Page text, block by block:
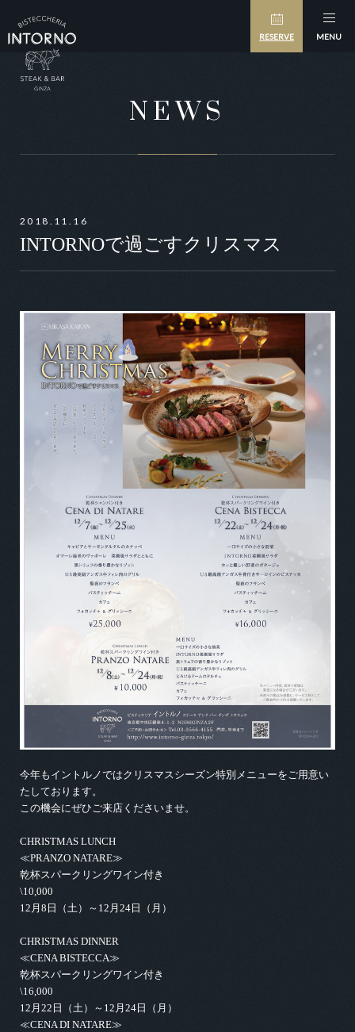
RESERVE MENU
NEWS
2018.11.16
INTORNOで過ごすクリスマス
今年もイントルノではクリスマスシーズン特別メニューをご用意い
たしております。
この機会にぜひご来店くださいませ。
CHRISTMAS LUNCH
≪PRANZO NATARE≫
乾杯スパークリングワイン付き
\10,000
12月8日（土）～12月24日（月）
CHRISTMAS DINNER
≪CENA BISTECCA≫
乾杯スパークリングワイン付き
\16,000
12月22日（土）～12月24日（月）
≪CENA DI NATARE≫